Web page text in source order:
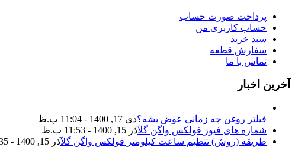
پرداخت صورت حساب
حساب کاربری من
سبد خرید
سفارش قطعه
تماس با ما
آخرین اخبار
فیلتر روغن چه زمانی عوض بشه؟دی 17, 1400 - 11:04 ب.ظ
شماره های فیوز فولکس واگن گلآذر 15, 1400 - 11:53 ب.ظ
طریقه (روش) تنظیم ساعت کیلومتر فولکس واگن گلآذر 15, 1400 - 11:35 ب.ظ